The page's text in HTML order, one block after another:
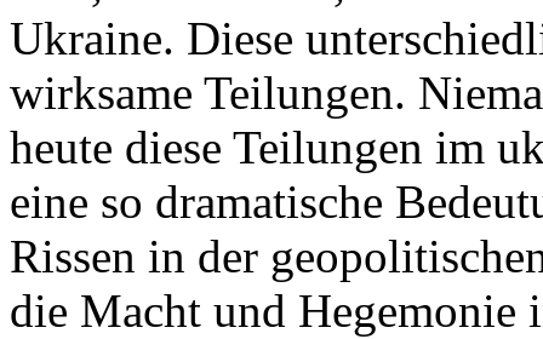
Ukraine. Diese
wirksame Teilungen.
heute diese Teilungen im
eine so dramatische
Rissen in der
die Macht und Hegemonie